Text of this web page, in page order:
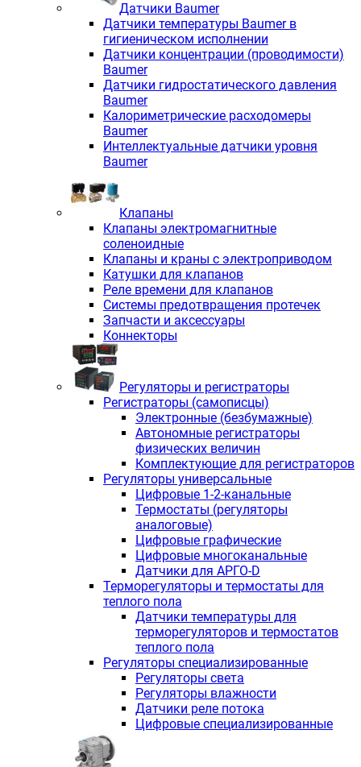
Датчики Baumer
Датчики температуры Baumer в
гигиеническом исполнении
Датчики концентрации (проводимости)
Baumer
Датчики гидростатического давления
Baumer
Калориметрические расходомеры
Baumer
Интеллектуальные датчики уровня
Baumer
Клапаны
Клапаны электромагнитные
соленоидные
Клапаны и краны с электроприводом
Катушки для клапанов
Реле времени для клапанов
Системы предотвращения протечек
Запчасти и аксессуары
Коннекторы
Регуляторы и регистраторы
Регистраторы (самописцы)
Электронные (безбумажные)
Автономные регистраторы
физических величин
Комплектующие для регистраторов
Регуляторы универсальные
Цифровые 1-2-канальные
Термостаты (регуляторы
аналоговые)
Цифровые графические
Цифровые многоканальные
Датчики для АРГО-D
Терморегуляторы и термостаты для
теплого пола
Датчики температуры для
терморегуляторов и термостатов
теплого пола
Регуляторы специализированные
Регуляторы света
Регуляторы влажности
Датчики реле потока
Цифровые специализированные